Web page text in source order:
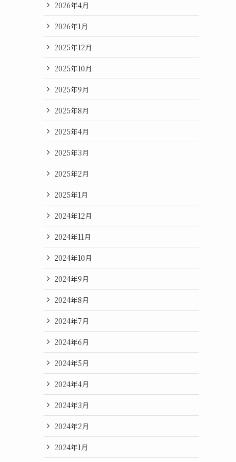
2026年4月
2026年1月
2025年12月
2025年10月
2025年9月
2025年8月
2025年4月
2025年3月
2025年2月
2025年1月
2024年12月
2024年11月
2024年10月
2024年9月
2024年8月
2024年7月
2024年6月
2024年5月
2024年4月
2024年3月
2024年2月
2024年1月